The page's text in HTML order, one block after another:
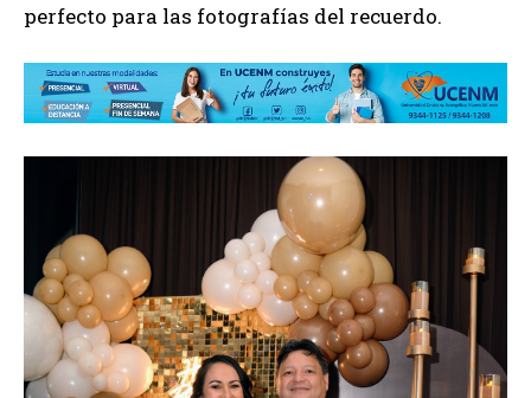
perfecto para las fotografías del recuerdo.